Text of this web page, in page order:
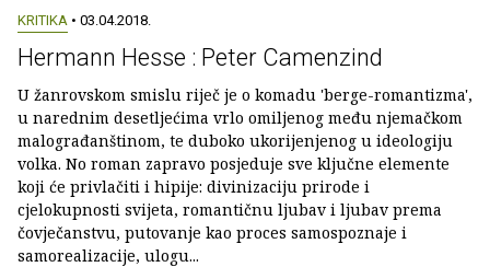
KRITIKA • 03.04.2018.
Hermann Hesse : Peter Camenzind
U žanrovskom smislu riječ je o komadu 'berge-romantizma',
u narednim desetljećima vrlo omiljenog među njemačkom
malograđanštinom, te duboko ukorijenjenog u ideologiju
volka. No roman zapravo posjeduje sve ključne elemente
koji će privlačiti i hipije: divinizaciju prirode i
cjelokupnosti svijeta, romantičnu ljubav i ljubav prema
čovječanstvu, putovanje kao proces samospoznaje i
samorealizacije, ulogu...